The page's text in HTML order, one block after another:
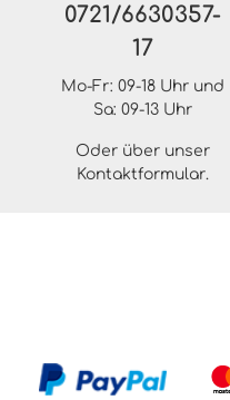
0721/6630357-
17
Mo-Fr: 09-18 Uhr und
Sa: 09-13 Uhr
Oder über unser
Kontaktformular.